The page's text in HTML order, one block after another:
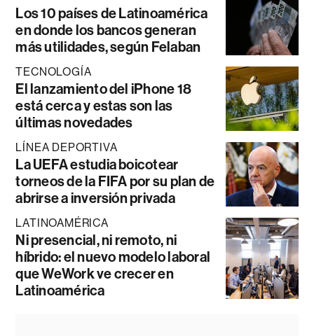
Los 10 países de Latinoamérica
en donde los bancos generan
más utilidades, según Felaban
TECNOLOGÍA
El lanzamiento del iPhone 18
está cerca y estas son las
últimas novedades
LÍNEA DEPORTIVA
La UEFA estudia boicotear
torneos de la FIFA por su plan de
abrirse a inversión privada
LATINOAMÉRICA
Ni presencial, ni remoto, ni
híbrido: el nuevo modelo laboral
que WeWork ve crecer en
Latinoamérica